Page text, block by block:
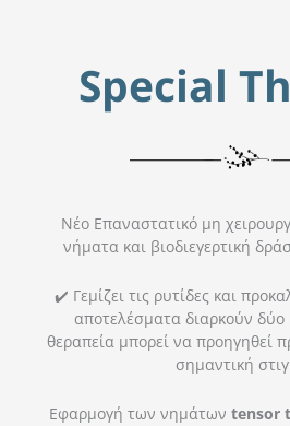
Special
Νέο Επαναστατικό μη
νήματα και βιοδιεγερτική
✔️ Γεμίζει τις ρυτίδες και
αποτελέσματα διαρκούν
θεραπεία μπορεί να προηγηθεί
σημαντική
Εφαρμογή των νημάτων tensor